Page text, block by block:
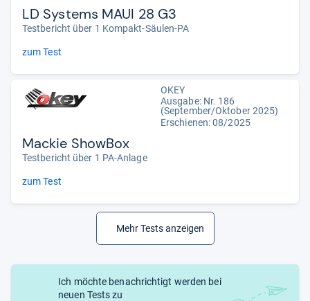
LD Systems MAUI 28 G3
Testbericht über 1 Kompakt-Säulen-PA
zum Test
OKEY
Ausgabe: Nr. 186
(September/Oktober 2025)
Erschienen: 08/2025
Mackie ShowBox
Testbericht über 1 PA-Anlage
zum Test
Mehr Tests anzeigen
Ich möchte benachrichtigt werden bei
neuen Tests zu